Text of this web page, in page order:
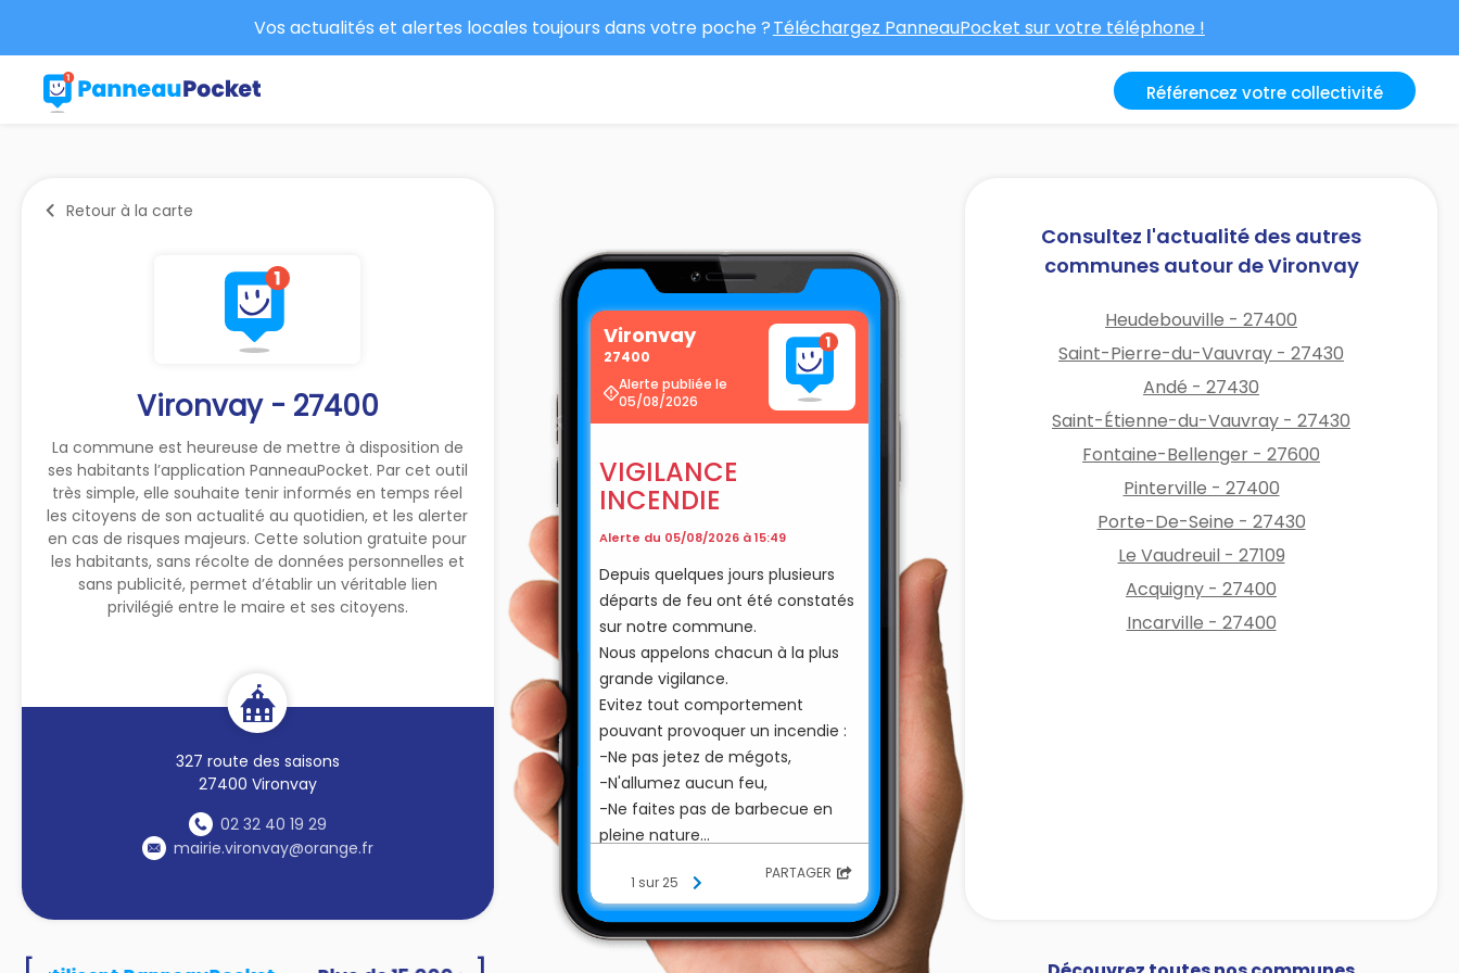
Vos actualités et alertes locales toujours dans votre poche ?Téléchargez PanneauPocket sur votre téléphone !
Référencez votre collectivité
Retour à la carte
Vironvay - 27400
La commune est heureuse de mettre à disposition de
ses habitants l’application PanneauPocket. Par cet outil
très simple, elle souhaite tenir informés en temps réel
les citoyens de son actualité au quotidien, et les alerter
en cas de risques majeurs. Cette solution gratuite pour
les habitants, sans récolte de données personnelles et
sans publicité, permet d’établir un véritable lien
privilégié entre le maire et ses citoyens.
327 route des saisons
27400 Vironvay
02 32 40 19 29
mairie.vironvay@orange.fr
Vironvay
27400
Alerte publiée le
05/08/2026
VIGILANCE
INCENDIE
Alerte du 05/08/2026 à 15:49
Depuis quelques jours plusieurs
départs de feu ont été constatés
sur notre commune.
Nous appelons chacun à la plus
grande vigilance.
Evitez tout comportement
pouvant provoquer un incendie :
-Ne pas jetez de mégots,
-N'allumez aucun feu,
-Ne faites pas de barbecue en
pleine nature...
fumée ou tout départ de feu en
appelant le 18 ou le 112.
Respectez les consignes
éventuelles des autorités.
1 sur 25 PARTAGER
Consultez l'actualité des autres
communes autour de Vironvay
Heudebouville - 27400
Saint-Pierre-du-Vauvray - 27430
Andé - 27430
Saint-Étienne-du-Vauvray - 27430
Fontaine-Bellenger - 27600
Pinterville - 27400
Porte-De-Seine - 27430
Le Vaudreuil - 27109
Acquigny - 27400
Incarville - 27400